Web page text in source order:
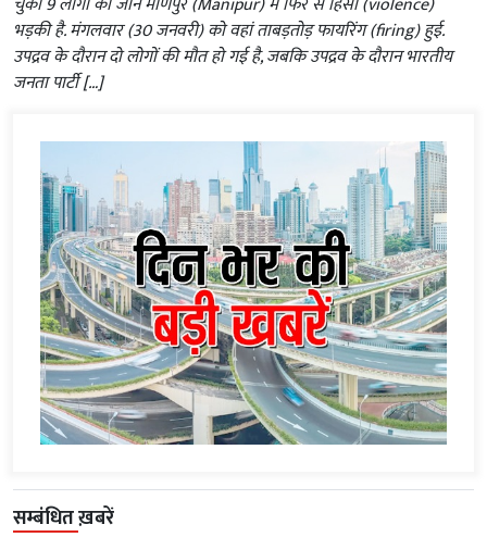
भड़की है. मंगलवार (30 जनवरी) को वहां ताबड़तोड़ फायरिंग (firing) हुई.
उपद्रव के दौरान दो लोगों की मौत हो गई है, जबकि उपद्रव के दौरान भारतीय
जनता पार्टी […]
सम्बंधित ख़बरें